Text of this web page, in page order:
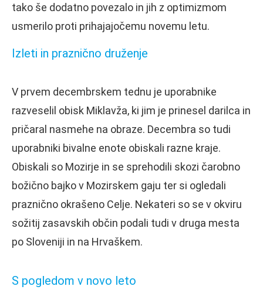
tako še dodatno povezalo in jih z optimizmom
usmerilo proti prihajajočemu novemu letu.
Izleti in praznično druženje
V prvem decembrskem tednu je uporabnike
razveselil obisk Miklavža, ki jim je prinesel darilca in
pričaral nasmehe na obraze. Decembra so tudi
uporabniki bivalne enote obiskali razne kraje.
Obiskali so Mozirje in se sprehodili skozi čarobno
božično bajko v Mozirskem gaju ter si ogledali
praznično okrašeno Celje. Nekateri so se v okviru
sožitij zasavskih občin podali tudi v druga mesta
po Sloveniji in na Hrvaškem.
S pogledom v novo leto